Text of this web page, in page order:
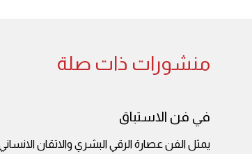
منشورات ذات صلة
في فن الاستباق
يمثل الفن عصارة الرقي البشري والاتقان